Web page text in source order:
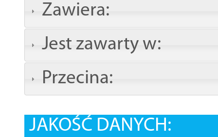
Zawiera:
Jest zawarty w:
Przecina:
JAKOŚĆ DANYCH: